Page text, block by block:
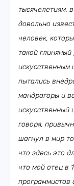
тысячелетиям,
довольно
человек,
такой
искусственным
пытались
мандрагоры и
искусственный
говоря,
шагнул в мир
что здесь это
что мой отец в
программистов